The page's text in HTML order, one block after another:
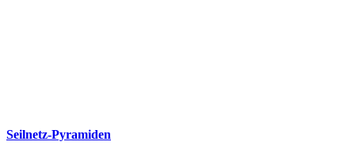
Seilnetz-Pyramiden